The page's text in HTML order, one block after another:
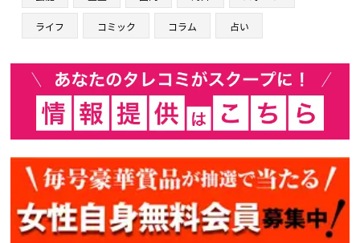
ライフ コミック コラム 占い